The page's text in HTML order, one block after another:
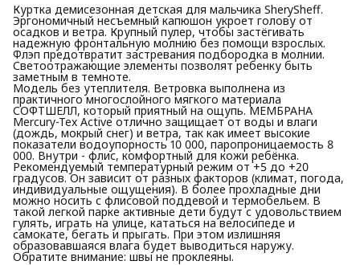
Куртка демисезонная детская для мальчика SherySheff.
Эргономичный несъемный капюшон укроет голову от
осадков и ветра. Крупный пулер, чтобы застёгивать
надежную фронтальную молнию без помощи взрослых.
Флэп предотвратит застревания подбородка в молнии.
Светоотражающие элементы позволят ребенку быть
заметным в темноте.
Модель без утеплителя. Ветровка выполнена из
практичного многослойного мягкого материала
СОФТШЕЛЛ, который приятный на ощупь. МЕМБРАНА
Mercury-Tex Active отлично защищает от воды и влаги
(дождь, мокрый снег) и ветра, так как имеет высокие
показатели водоупорность 10 000, паропроницаемость 8
000. Внутри - флис, комфортный для кожи ребёнка.
Рекомендуемый температурный режим от +5 до +20
градусов. Он зависит от разных факторов (климат, погода,
индивидуальные ощущения). В более прохладные дни
можно носить с флисовой поддевой и термобельем. В
такой легкой парке активные дети будут с удовольствием
гулять, играть на улице, кататься на велосипеде и
самокате, бегать и прыгать. При этом излишняя
образовавшаяся влага будет выводиться наружу.
Обратите внимание: швы не проклеяны.